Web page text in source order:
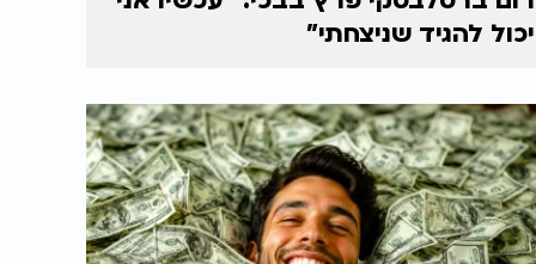
יכול להגיד שניצחתי"